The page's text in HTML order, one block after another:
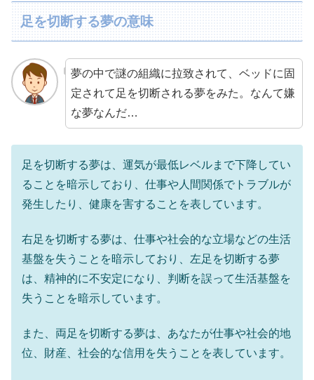
足を切断する夢の意味
夢の中で謎の組織に拉致されて、ベッドに固
定されて足を切断される夢をみた。なんて嫌
な夢なんだ…
足を切断する夢は、運気が最低レベルまで下降してい
ることを暗示しており、仕事や人間関係でトラブルが
発生したり、健康を害することを表しています。
右足を切断する夢は、仕事や社会的な立場などの生活
基盤を失うことを暗示しており、左足を切断する夢
は、精神的に不安定になり、判断を誤って生活基盤を
失うことを暗示しています。
また、両足を切断する夢は、あなたが仕事や社会的地
位、財産、社会的な信用を失うことを表しています。